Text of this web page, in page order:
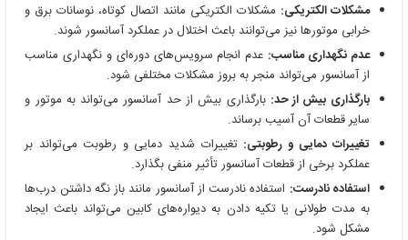
مشکلات الکتریکی: مشکلات الکتریکی مانند اتصال کوتاه، نوسانات برق و
خرابی موتورها نیز می‌توانند باعث اختلال در عملکرد آسانسور شوند.
عدم نگهداری مناسب: عدم انجام سرویس‌های دوره‌ای و نگهداری مناسب
از آسانسور می‌تواند منجر به بروز مشکلات مختلفی شود.
بارگذاری بیش از حد: بارگذاری بیش از حد آسانسور می‌تواند به موتور و
سایر قطعات آن آسیب برساند.
تغییرات دمایی و رطوبتی: تغییرات شدید دمایی و رطوبت می‌تواند بر
عملکرد برخی از قطعات آسانسور تأثیر منفی بگذارد.
استفاده نادرست: استفاده نادرست از آسانسور مانند باز نگه داشتن درب‌ها
به مدت طولانی یا تکیه دادن به دیواره‌های کابین می‌تواند باعث ایجاد
مشکل شود.